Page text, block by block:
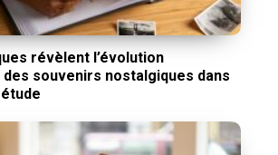
révèlent l’évolution
souvenirs nostalgiques dans